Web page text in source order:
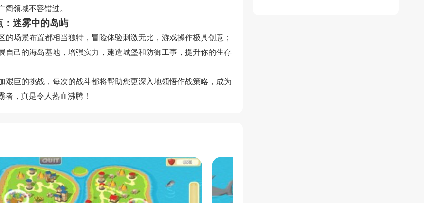
阔领域不容错过。
：迷雾中的岛屿
的场景布置都相当独特，冒险体验刺激无比，游戏操作极具创意；
自己的海岛基地，增强实力，建造城堡和防御工事，提升你的生存
艰巨的挑战，每次的战斗都将帮助您更深入地领悟作战策略，成为
者，真是令人热血沸腾！